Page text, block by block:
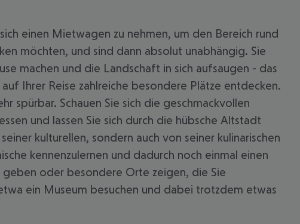
einen Mietwagen zu nehmen, um den Bereich rund
möchten, und sind dann absolut unabhängig. Sie
machen und die Landschaft in sich aufsaugen - das
Ihrer Reise zahlreiche besondere Plätze entdecken.
spürbar. Schauen Sie sich die geschmackvollen
und lassen Sie sich durch die hübsche Altstadt
kulturellen, sondern auch von seiner kulinarischen
kennenzulernen und dadurch noch einmal einen
oder besondere Orte zeigen, die Sie
ein Museum besuchen und dabei trotzdem etwas